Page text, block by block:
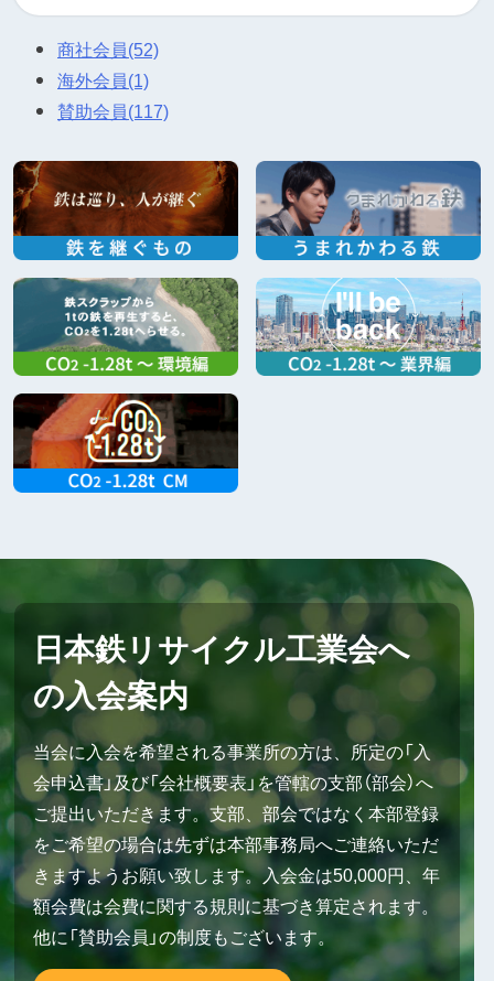
商社会員(52)
海外会員(1)
賛助会員(117)
日本鉄リサイクル工業会へ
の入会案内
当会に入会を希望される事業所の方は、所定の「入
会申込書」及び「会社概要表」を管轄の支部（部会）へ
ご提出いただきます。支部、部会ではなく本部登録
をご希望の場合は先ずは本部事務局へご連絡いただ
きますようお願い致します。入会金は50,000円、年
額会費は会費に関する規則に基づき算定されます。
他に「賛助会員」の制度もございます。